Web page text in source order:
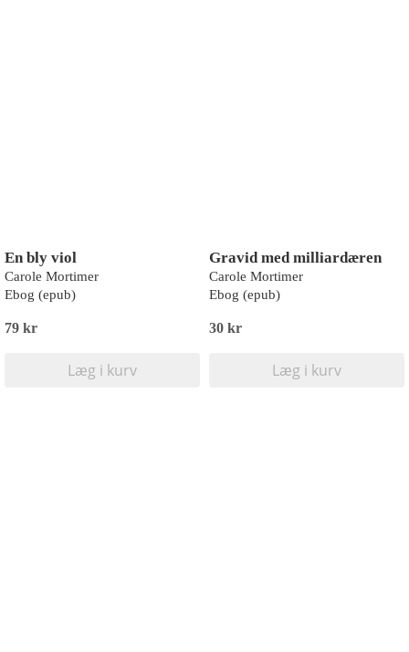
En bly viol
Carole Mortimer
Ebog (epub)
79 kr
Læg i kurv
Gravid med milliardæren
Carole Mortimer
Ebog (epub)
30 kr
Læg i kurv